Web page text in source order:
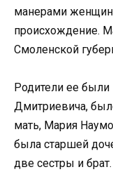
манерами
происхождение.
Смоленской
Родители ее были
Дмитриевича,
мать, Мария
была старшей
две сестры и брат.